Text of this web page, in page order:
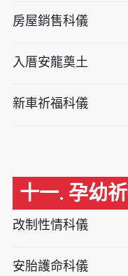
房屋銷售科儀
入厝安龍奠土
新車祈福科儀
十一. 孕幼
改制性情科儀
安胎護命科儀